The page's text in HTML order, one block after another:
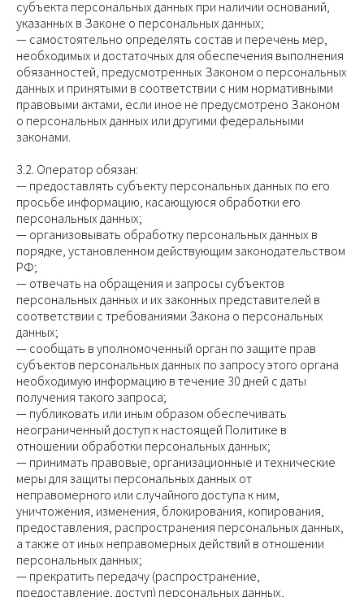
субъекта персональных данных при наличии оснований,
указанных в Законе о персональных данных;
— самостоятельно определять состав и перечень мер,
необходимых и достаточных для обеспечения выполнения
обязанностей, предусмотренных Законом о персональных
данных и принятыми в соответствии с ним нормативными
правовыми актами, если иное не предусмотрено Законом
о персональных данных или другими федеральными
законами.
3.2. Оператор обязан:
— предоставлять субъекту персональных данных по его
просьбе информацию, касающуюся обработки его
персональных данных;
— организовывать обработку персональных данных в
порядке, установленном действующим законодательством
РФ;
— отвечать на обращения и запросы субъектов
персональных данных и их законных представителей в
соответствии с требованиями Закона о персональных
данных;
— сообщать в уполномоченный орган по защите прав
субъектов персональных данных по запросу этого органа
необходимую информацию в течение 30 дней с даты
получения такого запроса;
— публиковать или иным образом обеспечивать
неограниченный доступ к настоящей Политике в
отношении обработки персональных данных;
— принимать правовые, организационные и технические
меры для защиты персональных данных от
неправомерного или случайного доступа к ним,
уничтожения, изменения, блокирования, копирования,
предоставления, распространения персональных данных,
а также от иных неправомерных действий в отношении
персональных данных;
— прекратить передачу (распространение,
предоставление, доступ) персональных данных,